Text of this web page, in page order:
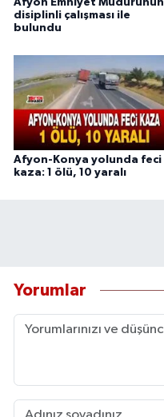
Afyon Emniyet Müdürünün
disiplinli çalışması ile
bulundu
Afyon-Konya yolunda feci
kaza: 1 ölü, 10 yaralı
Yorumlar